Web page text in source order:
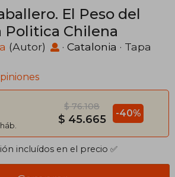
El Peso del
Politica Chilena
(Autor) · Catalonia · Tapa
$ 76.108
$ 45.665 -40%
incluídos en el precio ✅